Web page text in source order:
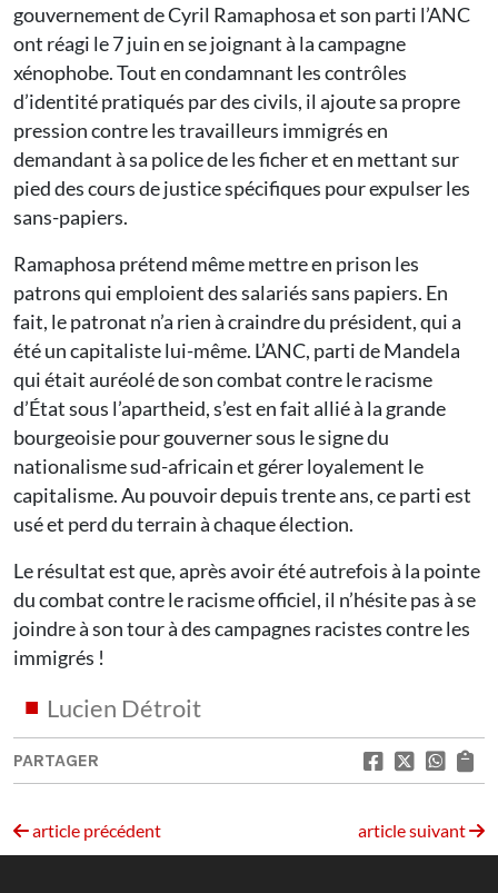
gouvernement de Cyril Ramaphosa et son parti l’ANC
ont réagi le 7 juin en se joignant à la campagne
xénophobe. Tout en condamnant les contrôles
d’identité pratiqués par des civils, il ajoute sa propre
pression contre les travailleurs immigrés en
demandant à sa police de les ficher et en mettant sur
pied des cours de justice spécifiques pour expulser les
sans-papiers.
Ramaphosa prétend même mettre en prison les
patrons qui emploient des salariés sans papiers. En
fait, le patronat n’a rien à craindre du président, qui a
été un capitaliste lui-même. L’ANC, parti de Mandela
qui était auréolé de son combat contre le racisme
d’État sous l’apartheid, s’est en fait allié à la grande
bourgeoisie pour gouverner sous le signe du
nationalisme sud-africain et gérer loyalement le
capitalisme. Au pouvoir depuis trente ans, ce parti est
usé et perd du terrain à chaque élection.
Le résultat est que, après avoir été autrefois à la pointe
du combat contre le racisme officiel, il n’hésite pas à se
joindre à son tour à des campagnes racistes contre les
immigrés !
Lucien Détroit
PARTAGER
article précédent article suivant